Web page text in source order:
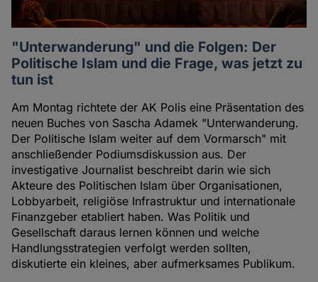
"Unterwanderung" und die Folgen: Der
Politische Islam und die Frage, was jetzt zu
tun ist
Am Montag richtete der AK Polis eine Präsentation des
neuen Buches von Sascha Adamek "Unterwanderung.
Der Politische Islam weiter auf dem Vormarsch" mit
anschließender Podiumsdiskussion aus. Der
investigative Journalist beschreibt darin wie sich
Akteure des Politischen Islam über Organisationen,
Lobbyarbeit, religiöse Infrastruktur und internationale
Finanzgeber etabliert haben. Was Politik und
Gesellschaft daraus lernen können und welche
Handlungsstrategien verfolgt werden sollten,
diskutierte ein kleines, aber aufmerksames Publikum.